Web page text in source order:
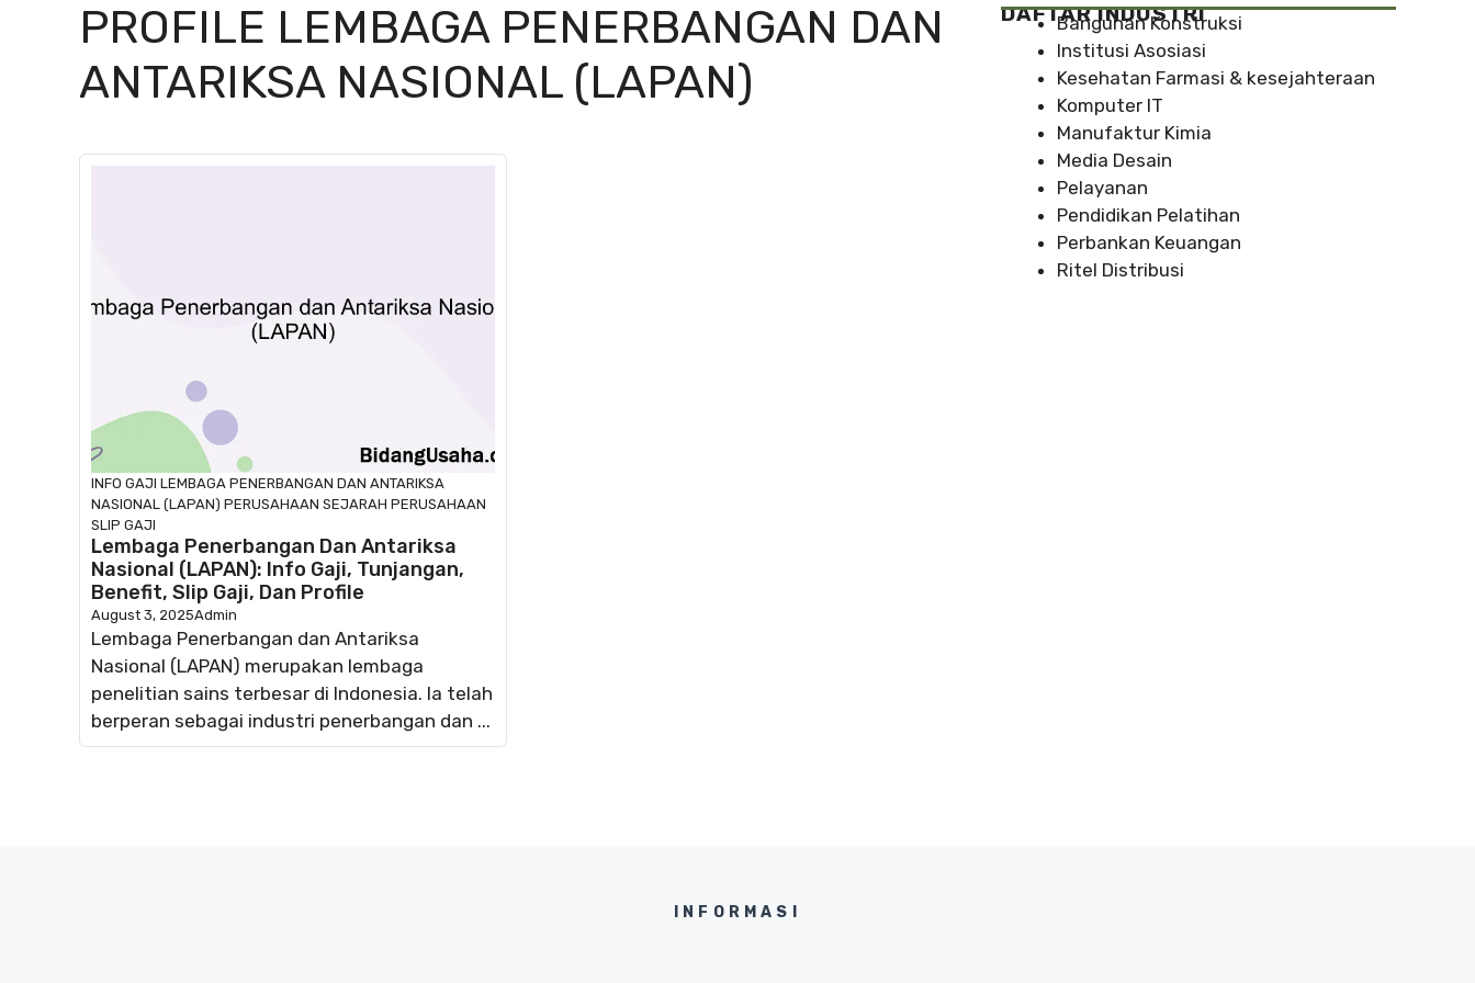
PROFILE LEMBAGA PENERBANGAN DAN
ANTARIKSA NASIONAL (LAPAN)
INFO GAJI LEMBAGA PENERBANGAN DAN ANTARIKSA
NASIONAL (LAPAN) PERUSAHAAN SEJARAH PERUSAHAAN
SLIP GAJI
Lembaga Penerbangan Dan Antariksa
Nasional (LAPAN): Info Gaji, Tunjangan,
Benefit, Slip Gaji, Dan Profile
August 3, 2025Admin
Lembaga Penerbangan dan Antariksa
Nasional (LAPAN) merupakan lembaga
penelitian sains terbesar di Indonesia. Ia telah
berperan sebagai industri penerbangan dan ...
DAFTAR INDUSTRI
Bangunan Konstruksi
Institusi Asosiasi
Kesehatan Farmasi & kesejahteraan
Komputer IT
Manufaktur Kimia
Media Desain
Pelayanan
Pendidikan Pelatihan
Perbankan Keuangan
Ritel Distribusi
INFORMASI